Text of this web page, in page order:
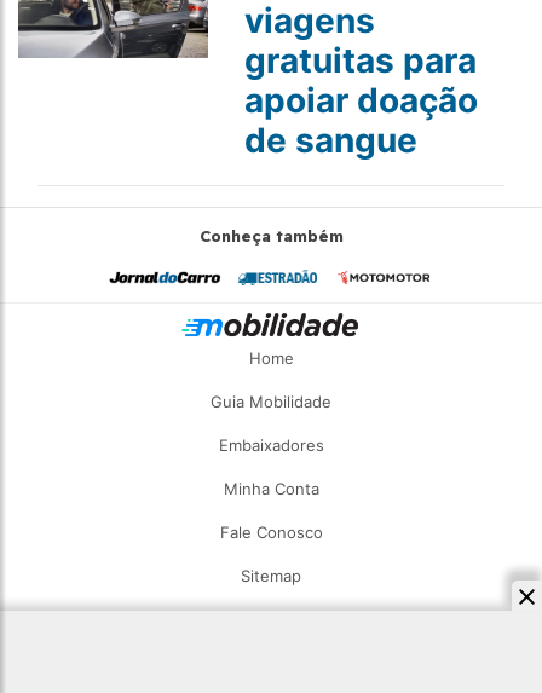
viagens
gratuitas para
apoiar doação
de sangue
Conheça também
Home
Guia Mobilidade
Embaixadores
Minha Conta
Fale Conosco
Sitemap